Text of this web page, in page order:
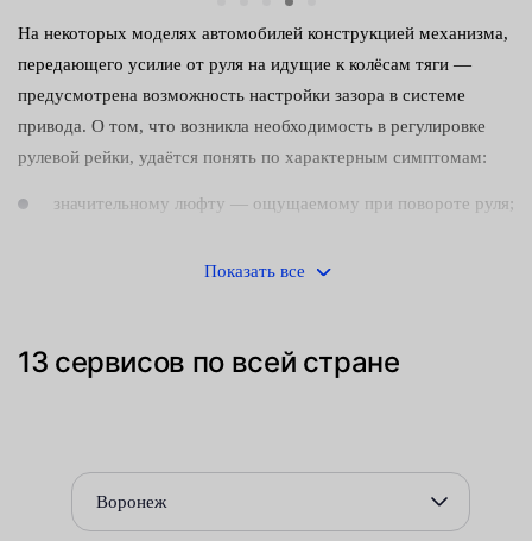
На некоторых моделях автомобилей конструкцией механизма,
передающего усилие от руля на идущие к колёсам тяги —
предусмотрена возможность настройки зазора в системе
привода. О том, что возникла необходимость в регулировке
рулевой рейки, удаётся понять по характерным симптомам:
значительному люфту — ощущаемому при повороте руля;
Своевременно принятые меры позволяют устранить
Для устранения шумов и выставления правильного зазора
следует подтянуть расположенный на корпусе редуктора болт
Показать все
13 сервисов по всей стране
Воронеж